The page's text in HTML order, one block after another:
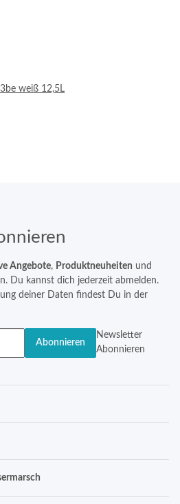
weiß 12,5L
Angebote, Produktneuheiten und
Du kannst dich jederzeit abmelden.
deiner Daten findest Du in der
Abonnieren
Newsletter
Abonnieren